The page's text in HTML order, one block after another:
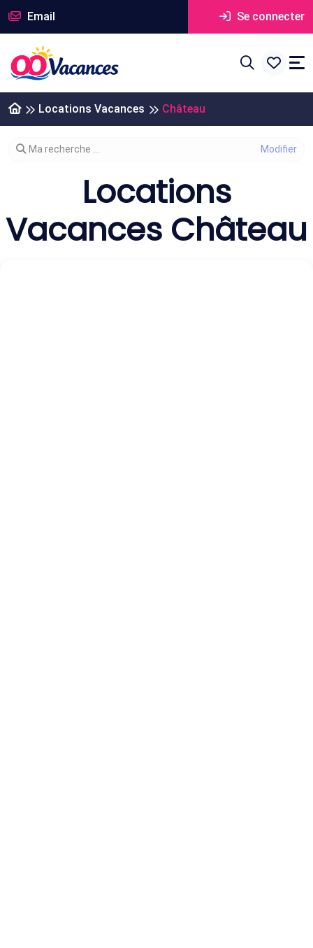
Email Se connecter
Locations Vacances Château
Modifier votre recherche
Ma recherche ...
Locations
Vacances Château